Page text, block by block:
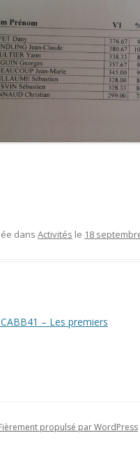
dans Activités le 18
– Les premiers
propulsé par WordPress